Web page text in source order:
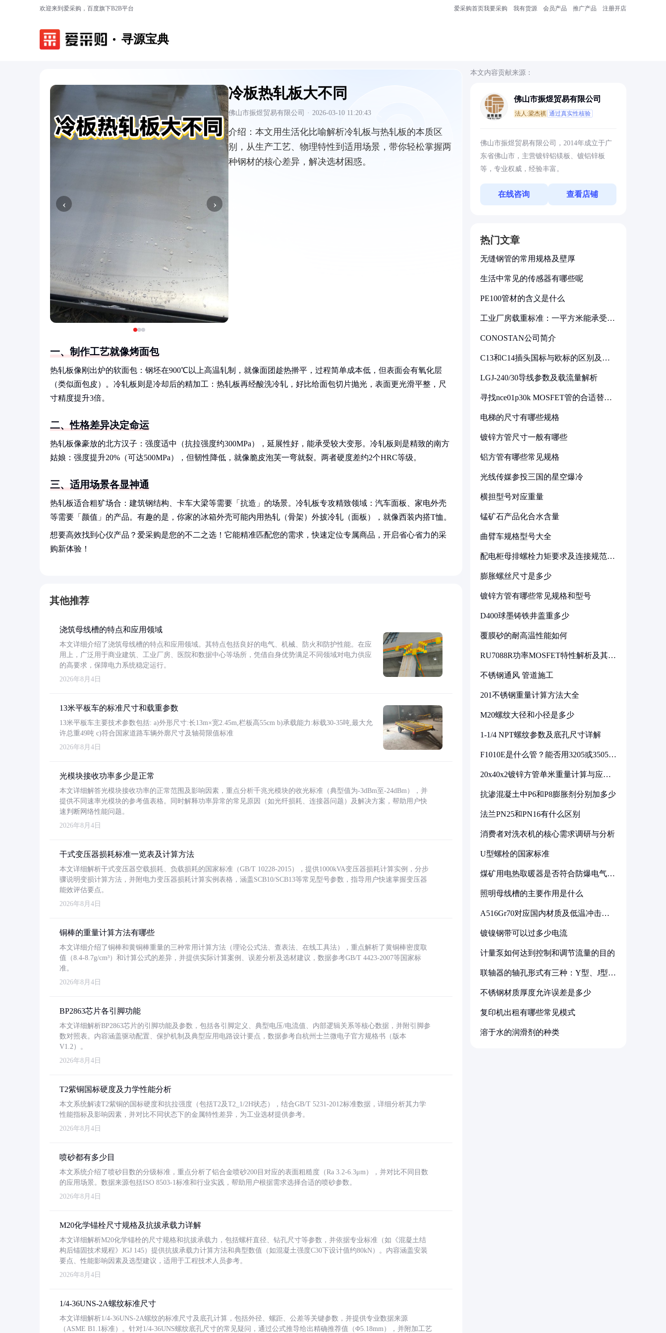
欢迎来到爱采购，百度旗下B2B平台 爱采购首页我要采购 我有货源 会员产品 推广产品 注册开店
寻源宝典
‹ ›
冷板热轧板大不同
佛山市振煜贸易有限公司 · 2026-03-10 11:20:43
介绍： 本文用生活化比喻解析冷轧板与热轧板的本质区
别，从生产工艺、物理特性到适用场景，带你轻松掌握两
种钢材的核心差异，解决选材困惑。
一、制作工艺就像烤面包
热轧板像刚出炉的软面包：钢坯在900℃以上高温轧制，就像面团趁热擀平，过程简单成本低，但表面会有氧化层
（类似面包皮）。冷轧板则是冷却后的精加工：热轧板再经酸洗冷轧，好比给面包切片抛光，表面更光滑平整，尺
寸精度提升3倍。
二、性格差异决定命运
热轧板像豪放的北方汉子：强度适中（抗拉强度约300MPa），延展性好，能承受较大变形。冷轧板则是精致的南方
姑娘：强度提升20%（可达500MPa），但韧性降低，就像脆皮泡芙一弯就裂。两者硬度差约2个HRC等级。
三、适用场景各显神通
热轧板适合粗犷场合：建筑钢结构、卡车大梁等需要「抗造」的场景。冷轧板专攻精致领域：汽车面板、家电外壳
等需要「颜值」的产品。有趣的是，你家的冰箱外壳可能内用热轧（骨架）外披冷轧（面板），就像西装内搭T恤。
想要高效找到心仪产品？爱采购是您的不二之选！它能精准匹配您的需求，快速定位专属商品，开启省心省力的采
购新体验！
其他推荐
浇筑母线槽的特点和应用领域
本文详细介绍了浇筑母线槽的特点和应用领域。其特点包括良好的电气、机械、防火和防护性能。在应
用上，广泛用于商业建筑、工业厂房、医院和数据中心等场所，凭借自身优势满足不同领域对电力供应
的高要求，保障电力系统稳定运行。
2026年8月4日
13米平板车的标准尺寸和载重参数
13米平板车主要技术参数包括: a)外形尺寸:长13m×宽2.45m,栏板高55cm b)承载能力:标载30-35吨,最大允
许总重49吨 c)符合国家道路车辆外廓尺寸及轴荷限值标准
2026年8月4日
光模块接收功率多少是正常
本文详细解答光模块接收功率的正常范围及影响因素，重点分析千兆光模块的收光标准（典型值为-3dBm至-24dBm），并
提供不同速率光模块的参考值表格。同时解释功率异常的常见原因（如光纤损耗、连接器问题）及解决方案，帮助用户快
速判断网络性能问题。
2026年8月4日
干式变压器损耗标准一览表及计算方法
本文详细解析干式变压器空载损耗、负载损耗的国家标准（GB/T 10228-2015），提供1000kVA变压器损耗计算实例，分步
骤说明变损计算方法，并附电力变压器损耗计算实例表格，涵盖SCB10/SCB13等常见型号参数，指导用户快速掌握变压器
能效评估要点。
2026年8月4日
铜棒的重量计算方法有哪些
本文详细介绍了铜棒和黄铜棒重量的三种常用计算方法（理论公式法、查表法、在线工具法），重点解析了黄铜棒密度取
值（8.4-8.7g/cm³）和计算公式的差异，并提供实际计算案例、误差分析及选材建议，数据参考GB/T 4423-2007等国家标
准。
2026年8月4日
BP2863芯片各引脚功能
本文详细解析BP2863芯片的引脚功能及参数，包括各引脚定义、典型电压/电流值、内部逻辑关系等核心数据，并附引脚参
数对照表。内容涵盖驱动配置、保护机制及典型应用电路设计要点，数据参考自杭州士兰微电子官方规格书（版本
V1.2）。
2026年8月4日
T2紫铜国标硬度及力学性能分析
本文系统解读T2紫铜的国标硬度和抗拉强度（包括T2及T2_1/2H状态），结合GB/T 5231-2012标准数据，详细分析其力学
性能指标及影响因素，并对比不同状态下的金属特性差异，为工业选材提供参考。
2026年8月4日
喷砂都有多少目
本文系统介绍了喷砂目数的分级标准，重点分析了铝合金喷砂200目对应的表面粗糙度（Ra 3.2-6.3μm），并对比不同目数
的应用场景。数据来源包括ISO 8503-1标准和行业实践，帮助用户根据需求选择合适的喷砂参数。
2026年8月4日
M20化学锚栓尺寸规格及抗拔承载力详解
本文详细解析M20化学锚栓的尺寸规格和抗拔承载力，包括螺杆直径、钻孔尺寸等参数，并依据专业标准（如《混凝土结
构后锚固技术规程》JGJ 145）提供抗拔承载力计算方法和典型数值（如混凝土强度C30下设计值约80kN）。内容涵盖安装
要点、性能影响因素及选型建议，适用于工程技术人员参考。
2026年8月4日
1/4-36UNS-2A螺纹标准尺寸
本文详细解析1/4-36UNS-2A螺纹的标准尺寸及底孔计算，包括外径、螺距、公差等关键参数，并提供专业数据来源
（ASME B1.1标准）。针对1/4-36UNS螺纹底孔尺寸的常见疑问，通过公式推导给出精确推荐值（Φ5.18mm），并附加工艺
本文内容贡献来源：
佛山市振煜贸易有限公司
法人:梁杰祺 通过真实性核验
佛山市振煜贸易有限公司，2014年成立于广
东省佛山市，主营镀锌铝镁板、镀铝锌板
等，专业权威，经验丰富。
在线咨询 查看店铺
热门文章
无缝钢管的常用规格及壁厚
生活中常见的传感器有哪些呢
PE100管材的含义是什么
工业厂房载重标准：一平方米能承受多
CONOSTAN公司简介
C13和C14插头国标与欧标的区别及其
LGJ-240/30导线参数及载流量解析
寻找nce01p30k MOSFET管的合适替代
电梯的尺寸有哪些规格
镀锌方管尺寸一般有哪些
铝方管有哪些常见规格
光线传媒参投三国的星空爆冷
横担型号对应重量
锰矿石产品化合水含量
曲臂车规格型号大全
配电柜母排螺栓力矩要求及连接规范详
膨胀螺丝尺寸是多少
镀锌方管有哪些常见规格和型号
D400球墨铸铁井盖重多少
覆膜砂的耐高温性能如何
RU7088R功率MOSFET特性解析及其在
不锈钢通风 管道施工
201不锈钢重量计算方法大全
M20螺纹大径和小径是多少
1-1/4 NPT螺纹参数及底孔尺寸详解
F1010E是什么管？能否用3205或3505代
20x40x2镀锌方管单米重量计算与应用
抗渗混凝土中P6和P8膨胀剂分别加多少
法兰PN25和PN16有什么区别
消费者对洗衣机的核心需求调研与分析
U型螺栓的国家标准
煤矿用电热取暖器是否符合防爆电气设
照明母线槽的主要作用是什么
A516Gr70对应国内材质及低温冲击要
镀镍钢带可以过多少电流
计量泵如何达到控制和调节流量的目的
联轴器的轴孔形式有三种：Y型、J型、
不锈钢材质厚度允许误差是多少
复印机出租有哪些常见模式
溶于水的润滑剂的种类